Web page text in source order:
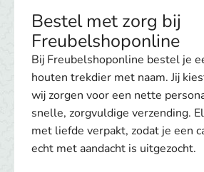
Bestel met zorg bij
Freubelshoponline
Bij Freubelshoponline bestel je
houten trekdier met naam. Jij
wij zorgen voor een nette
snelle, zorgvuldige verzending.
met liefde verpakt, zodat je een
echt met aandacht is uitgezocht.